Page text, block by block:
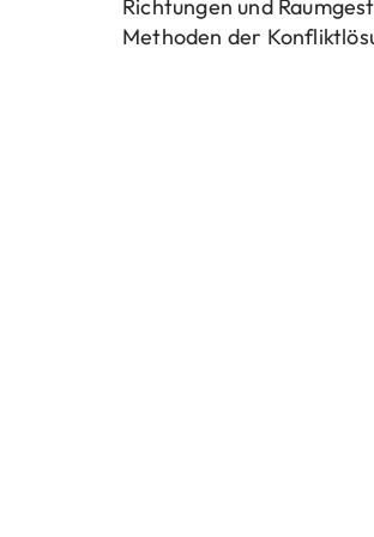
Richtungen und
Methoden der